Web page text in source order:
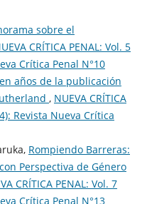
sobre el
CRÍTICA PENAL: Vol. 5
Crí­tica Penal N°10
años de la publicación
, NUEVA CRÍTICA
Revista Nueva Crí­tica
Rompiendo Barreras:
Perspectiva de Género
CRÍTICA PENAL: Vol. 7
Crí­tica Penal N°13